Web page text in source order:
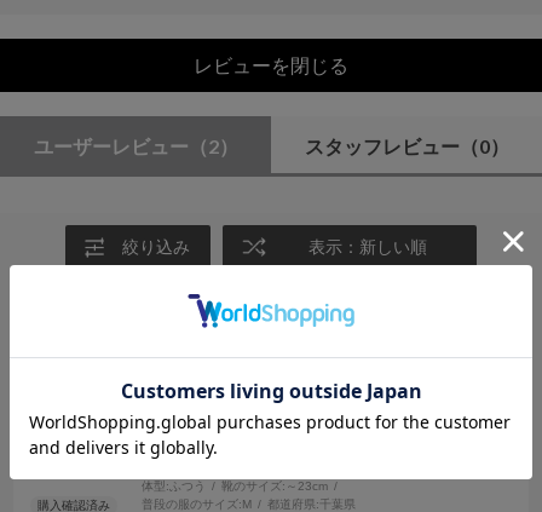
レビューを閉じる
ユーザーレビュー （2） スタッフレビュー （0）
絞り込み 表示：新しい順
no name
体型: ふつう 靴のサイズ: ～23cm
普段の服のサイズ:M 都道府県:千葉県